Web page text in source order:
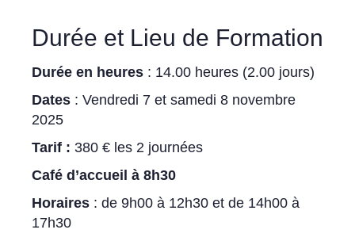
Durée et Lieu de Formation
Durée en heures : 14.00 heures (2.00 jours)
Dates : Vendredi 7 et samedi 8 novembre
2025
Tarif : 380 € les 2 journées
Café d’accueil à 8h30
Horaires : de 9h00 à 12h30 et de 14h00 à
17h30